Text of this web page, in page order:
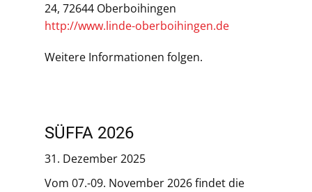
24, 72644 Oberboihingen
http://www.linde-oberboihingen.de
Weitere Informationen folgen.
SÜFFA 2026
31. Dezember 2025
Vom 07.-09. November 2026 findet die